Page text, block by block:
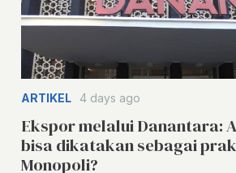
ARTIKEL 4 days ago
Ekspor melalui Danantara:
bisa dikatakan sebagai
Monopoli?